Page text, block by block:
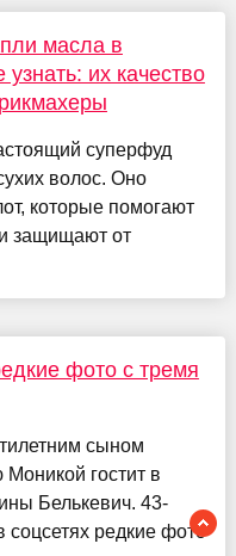
масла в
их качество
суперфуд
волос. Оно
которые помогают
защищают от
фото с тремя
сыном
гостит в
Белькевич. 43-
соцсетях редкие фото